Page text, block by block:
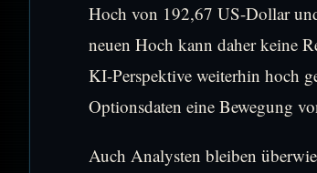
Hoch von 192,67 US-Dollar
neuen Hoch kann daher keine
KI-Perspektive weiterhin hoch
Optionsdaten eine Bewegung
Auch Analysten bleiben